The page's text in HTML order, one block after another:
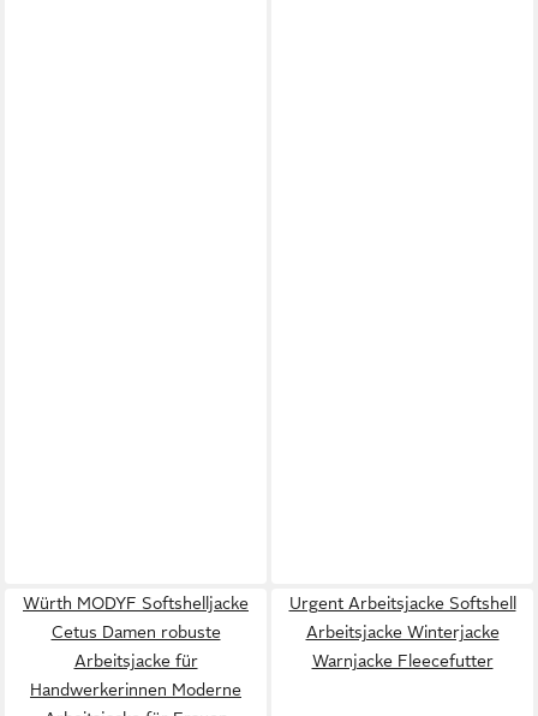
Würth MODYF Softshelljacke
Cetus Damen robuste
Arbeitsjacke für
Handwerkerinnen Moderne
Urgent Arbeitsjacke Softshell
Arbeitsjacke Winterjacke
Warnjacke Fleecefutter